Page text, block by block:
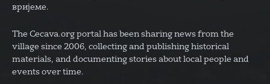
вријеме.
The Cecava.org portal has been sharing news from the
village since 2006, collecting and publishing historical
materials, and documenting stories about local people and
events over time.